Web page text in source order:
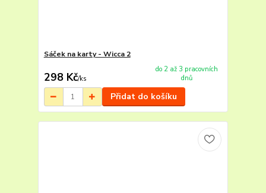
Sáček na karty - Wicca 2
298 Kč/ks
do 2 až 3 pracovních
dnů
Přidat do košíku